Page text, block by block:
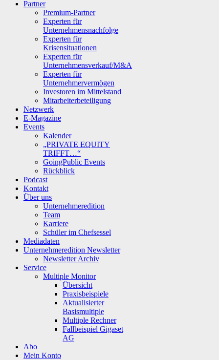
Partner
Premium-Partner
Experten für
Unternehmensnachfolge
Experten für
Krisensituationen
Experten für
Unternehmensverkauf/M&A
Experten für
Unternehmervermögen
Investoren im Mittelstand
Mitarbeiterbeteiligung
Netzwerk
E-Magazine
Events
Kalender
„PRIVATE EQUITY
TRIFFT…“
GoingPublic Events
Rückblick
Podcast
Kontakt
Über uns
Unternehmeredition
Team
Karriere
Schüler im Chefsessel
Mediadaten
Unternehmeredition Newsletter
Newsletter Archiv
Service
Multiple Monitor
Übersicht
Praxisbeispiele
Aktualisierter
Basismultiple
Multiple Rechner
Fallbeispiel Gigaset
AG
Abo
Mein Konto